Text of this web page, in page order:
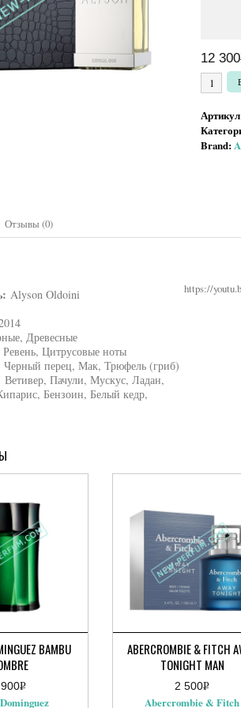
12 300
Brand:
Отзывы (0)
Alyson Oldoini
Древесные
Ревень, Цитрусовые ноты
Черный перец, Мак, Трюфель (гриб)
Ветивер, Пачули, Мускус, Ладан,
Бензоин, Белый кедр,
https://
BAMBU
Р
УБ.
ABERCROMBIE & FITCH
TONIGHT MAN
2 500Р
УБ.
Abercrombie & Fitch